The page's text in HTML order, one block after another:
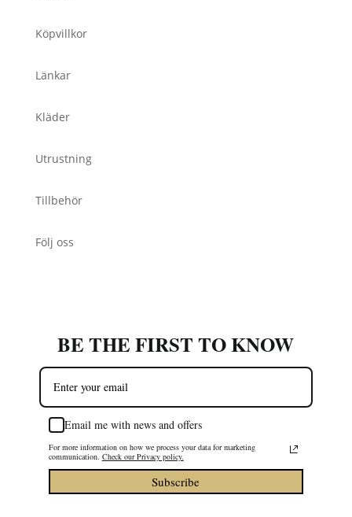
Köpvillkor
Länkar
Kläder
Utrustning
Tillbehör
Följ oss
BE THE FIRST TO KNOW
Email me with news and offers
For more information on how we process your data for marketing
communication. Check our Privacy policy.
Subscribe